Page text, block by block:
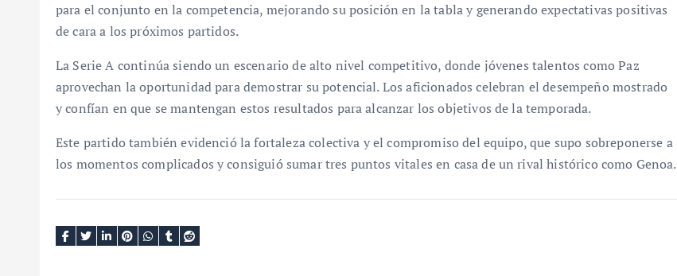
para el conjunto en la competencia, mejorando su posición en la tabla y generando expectativas positivas
de cara a los próximos partidos.
La Serie A continúa siendo un escenario de alto nivel competitivo, donde jóvenes talentos como Paz
aprovechan la oportunidad para demostrar su potencial. Los aficionados celebran el desempeño mostrado
y confían en que se mantengan estos resultados para alcanzar los objetivos de la temporada.
Este partido también evidenció la fortaleza colectiva y el compromiso del equipo, que supo sobreponerse a
los momentos complicados y consiguió sumar tres puntos vitales en casa de un rival histórico como Genoa.